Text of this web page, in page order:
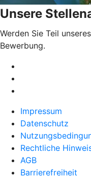
Unsere
Werden Sie Teil
Bewerbung.
Impressum
Datenschutz
Rechtliche
AGB
Barrierefreiheit